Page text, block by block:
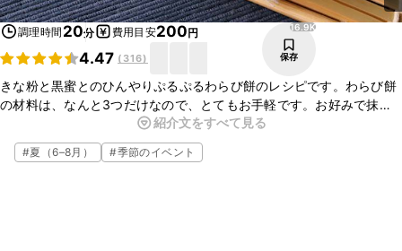
調理時間 20分 費用目安200円
4.47 ( 316)
16.9K
保存
きな粉と黒蜜とのひんやりぷるぷるわらび餅のレシピです。わらび餅
の材料は、なんと3つだけなので、とてもお手軽です。お好みで抹茶
パウダーをかけるなどして、アレンジも楽しんでみてくださいね。ぜ
ひお試しください。
紹介文をすべて見る
#夏（6–8月） #季節のイベント